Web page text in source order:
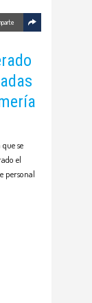
se
el
personal